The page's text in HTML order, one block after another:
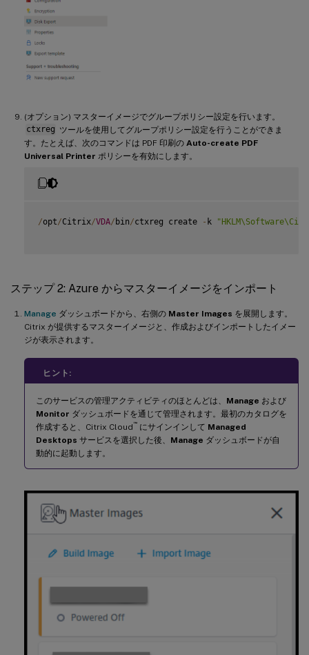
(オプション) マスターイメージでグループポリシー設定を行います。
ctxreg ツールを使用してグループポリシー設定を行うことができま
す。たとえば、次のコマンドは PDF 印刷の Auto-create PDF
Universal Printer ポリシーを有効にします。
/opt/Citrix/VDA/ bin/ctxreg create - k
ステップ 2: Azure からマスターイメージをインポート
Manage ダッシュボードから、右側の Master Images を展開します。
Citrix が提供するマスターイメージと、作成およびインポートしたイメー
ジが表示されます。
ヒント:
このサービスの管理アクティビティのほとんどは、 Manage および
Monitor ダッシュボードを通じて管理されます。最初のカタログを
作成すると、Citrix Cloud ™ にサインインして Managed
Desktops サービスを選択した後、 Manage ダッシュボードが自
動的に起動します。